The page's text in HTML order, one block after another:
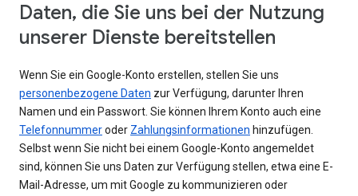
Daten, die Sie uns bei der Nutzung
unserer Dienste bereitstellen
Wenn Sie ein Google-Konto erstellen, stellen Sie uns
personenbezogene Daten zur Verfügung, darunter Ihren
Namen und ein Passwort. Sie können Ihrem Konto auch eine
Telefonnummeroder Zahlungsinformationen hinzufügen.
Selbst wenn Sie nicht bei einem Google-Konto angemeldet
sind, können Sie uns Daten zur Verfügung stellen, etwa eine E-
Mail-Adresse, um mit Google zu kommunizieren oder